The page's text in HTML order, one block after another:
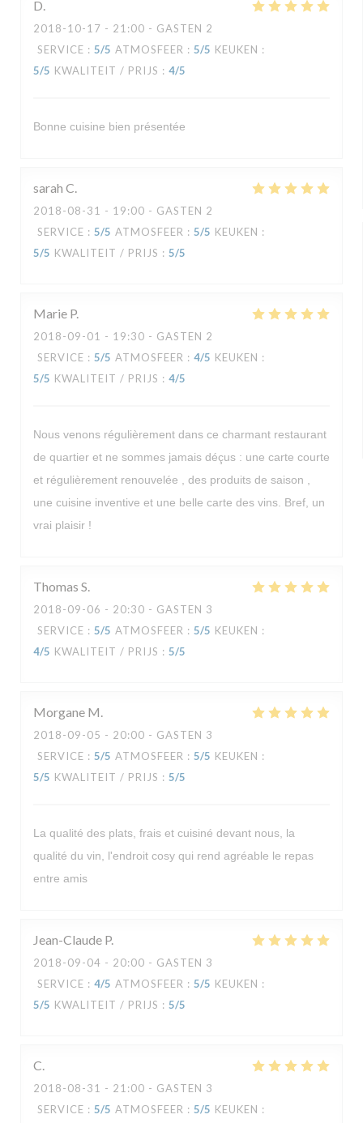
D
2018-10-17 - 21:00 - GASTEN 2
SERVICE : 5/5 ATMOSFEER : 5/5 KEUKEN :
5/5 KWALITEIT / PRIJS : 4/5
Bonne cuisine bien présentée
sarah C
2018-08-31 - 19:00 - GASTEN 2
SERVICE : 5/5 ATMOSFEER : 5/5 KEUKEN :
5/5 KWALITEIT / PRIJS : 5/5
Marie P
2018-09-01 - 19:30 - GASTEN 2
SERVICE : 5/5 ATMOSFEER : 4/5 KEUKEN :
5/5 KWALITEIT / PRIJS : 4/5
Nous venons régulièrement dans ce charmant restaurant
de quartier et ne sommes jamais déçus : une carte courte
et régulièrement renouvelée , des produits de saison ,
une cuisine inventive et une belle carte des vins. Bref, un
vrai plaisir !
Thomas S
2018-09-06 - 20:30 - GASTEN 3
SERVICE : 5/5 ATMOSFEER : 5/5 KEUKEN :
4/5 KWALITEIT / PRIJS : 5/5
Morgane M
2018-09-05 - 20:00 - GASTEN 3
SERVICE : 5/5 ATMOSFEER : 5/5 KEUKEN :
5/5 KWALITEIT / PRIJS : 5/5
La qualité des plats, frais et cuisiné devant nous, la
qualité du vin, l'endroit cosy qui rend agréable le repas
entre amis
Jean-Claude P
2018-09-04 - 20:00 - GASTEN 3
SERVICE : 4/5 ATMOSFEER : 5/5 KEUKEN :
5/5 KWALITEIT / PRIJS : 5/5
C
2018-08-31 - 21:00 - GASTEN 3
SERVICE : 5/5 ATMOSFEER : 5/5 KEUKEN :